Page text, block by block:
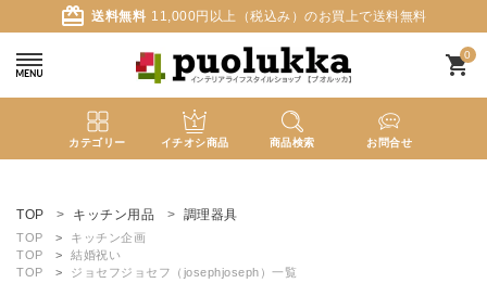
card_giftcard 送料無料 11,000円以上（税込み）のお買上で送料無料
0
shopping_cart
カテゴリー イチオシ商品 商品検索 お問合せ
ようこそ ゲスト 様
meeting_room ログイン person 新規会員登録
TOP キッチン用品 調理器具
TOP
キッチン企画
TOP
結婚祝い
TOP
ジョセフジョセフ（josephjoseph）一覧